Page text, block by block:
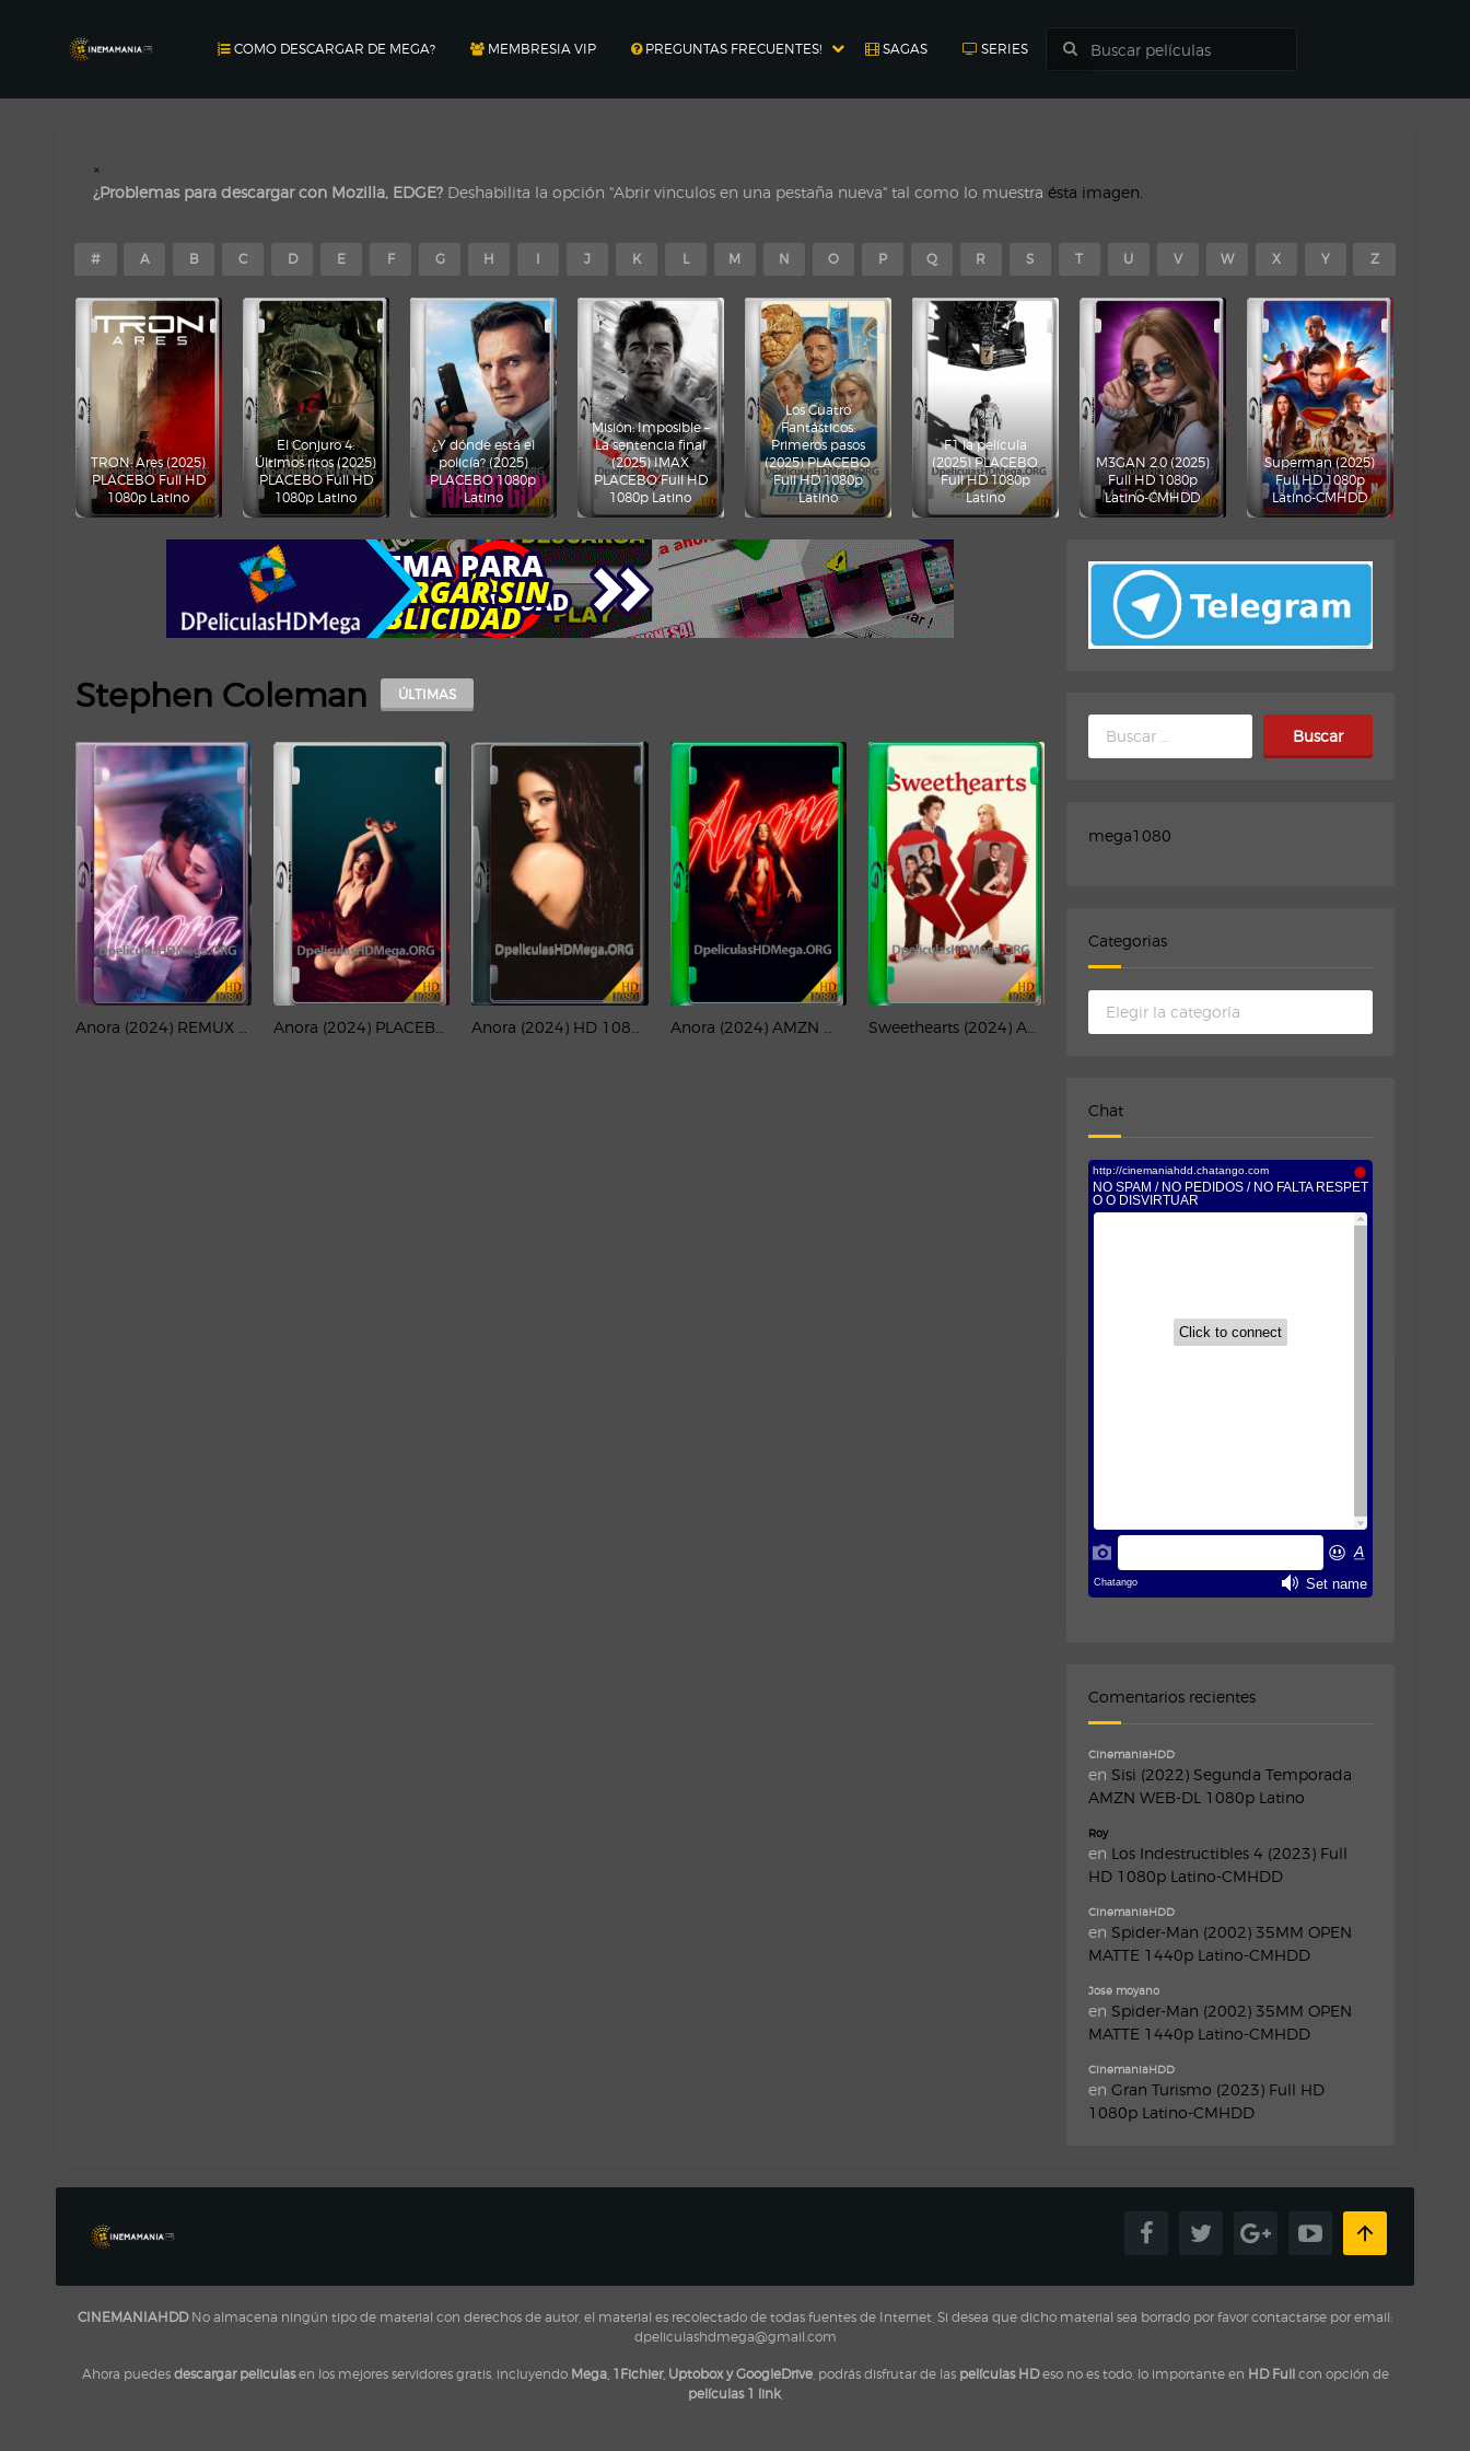
COMO DESCARGAR DE MEGA? MEMBRESIA VIP PREGUNTAS FRECUENTES! SAGAS SERIES
×
¿Problemas para descargar con Mozilla, EDGE? Deshabilita la opción "Abrir vinculos en una pestaña nueva" tal como lo muestra ésta imagen.
# A B C D E F G H I J K L M N O P Q R S T U V W X Y Z
TRON: Ares (2025)
PLACEBO Full HD
1080p Latino
El Conjuro 4:
Últimos ritos (2025)
PLACEBO Full HD
1080p Latino
¿Y dónde está el
policía? (2025)
PLACEBO 1080p
Latino
Misión: Imposible –
La sentencia final
(2025) IMAX
PLACEBO Full HD
1080p Latino
Los Cuatro
Fantásticos:
Primeros pasos
(2025) PLACEBO
Full HD 1080p
Latino
F1 la película
(2025) PLACEBO
Full HD 1080p
Latino
M3GAN 2.0 (2025)
Full HD 1080p
Latino-CMHDD
Superman (2025)
Full HD 1080p
Latino-CMHDD
Stephen Coleman ÚLTIMAS
Anora (2024) REMUX 1080p Latino Anora (2024) PLACEBO Full HD 1080p Latino Anora (2024) HD 1080p Latino Anora (2024) AMZN WEB-DL 1080p Latino Sweethearts (2024) AMZN WEB-DL 1080p Latino
Buscar:
mega1080
Categorias
Categorias
Chat
Comentarios recientes
CinemaniaHDD
en Sisi (2022) Segunda Temporada
AMZN WEB-DL 1080p Latino
Roy
en Los Indestructibles 4 (2023) Full
HD 1080p Latino-CMHDD
CinemaniaHDD
en Spider-Man (2002) 35MM OPEN
MATTE 1440p Latino-CMHDD
Jose moyano
en Spider-Man (2002) 35MM OPEN
MATTE 1440p Latino-CMHDD
CinemaniaHDD
en Gran Turismo (2023) Full HD
1080p Latino-CMHDD
CINEMANIAHDDNo almacena ningún tipo de material con derechos de autor, el material es recolectado de todas fuentes de Internet, Si desea que dicho material sea borrado por favor contactarse por email:
dpeliculashdmega@gmail.com
Ahora puedes descargar peliculasen los mejores servidores gratis, incluyendo Mega, 1Fichier, Uptobox y GoogleDrive, podrás disfrutar de las películas HDeso no es todo, lo importante en HD Fullcon opción de
películas 1 link,